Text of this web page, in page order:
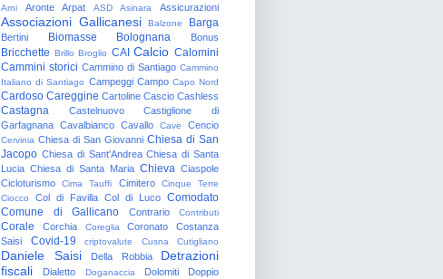
Arni Aronte Arpat ASD Asinara Assicurazioni
Associazioni Gallicanesi Balzone Barga
Bertini Biomasse Bolognana Bonus
Bricchette Brillo Broglio CAI Calcio Calomini
Cammini storici Cammino di Santiago Cammino
Italiano di Santiago Campeggi Campo Capo Nord
Cardoso Careggine Cartoline Cascio Cashless
Castagna Castelnuovo
Castiglione di
Garfagnana Cavalbianco Cavallo Cave Cencio
Cervinia Chiesa di San Giovanni Chiesa di San
Jacopo Chiesa di Sant'Andrea Chiesa di Santa
Lucia Chiesa di Santa Maria Chieva Ciaspole
Cicloturismo
Cima Tauffi Cimitero
Cinque Terre
Ciocco
Col di Favilla Col di Luco Comodato
Comune di Gallicano
Contrario Contributi
Corale Corchia Coreglia Coronato
Costanza
Saisi
Covid-19 criptovalute Cusna Cutigliano
Daniele Saisi Della Robbia
Detrazioni
fiscali
Dialetto Doganaccia Dolomiti
Doppio